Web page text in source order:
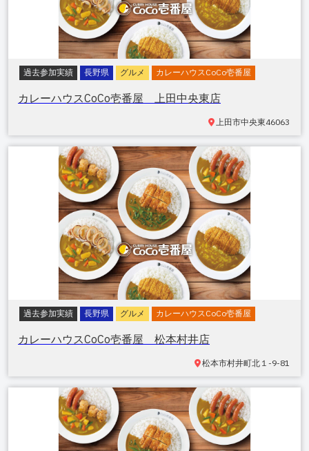
過去参加実績 長野県 グルメ カレーハウスCoCo壱番屋
カレーハウスCoCo壱番屋 上田中央東店
上田市中央東46063
過去参加実績 長野県 グルメ カレーハウスCoCo壱番屋
カレーハウスCoCo壱番屋 松本村井店
松本市村井町北 １-9-81